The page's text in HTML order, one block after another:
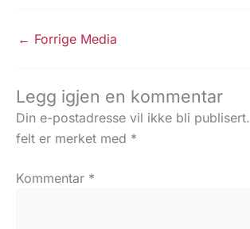
← Forrige Media
Legg igjen en kommentar
Din e-postadresse vil ikke bli publisert.
felt er merket med *
Kommentar *